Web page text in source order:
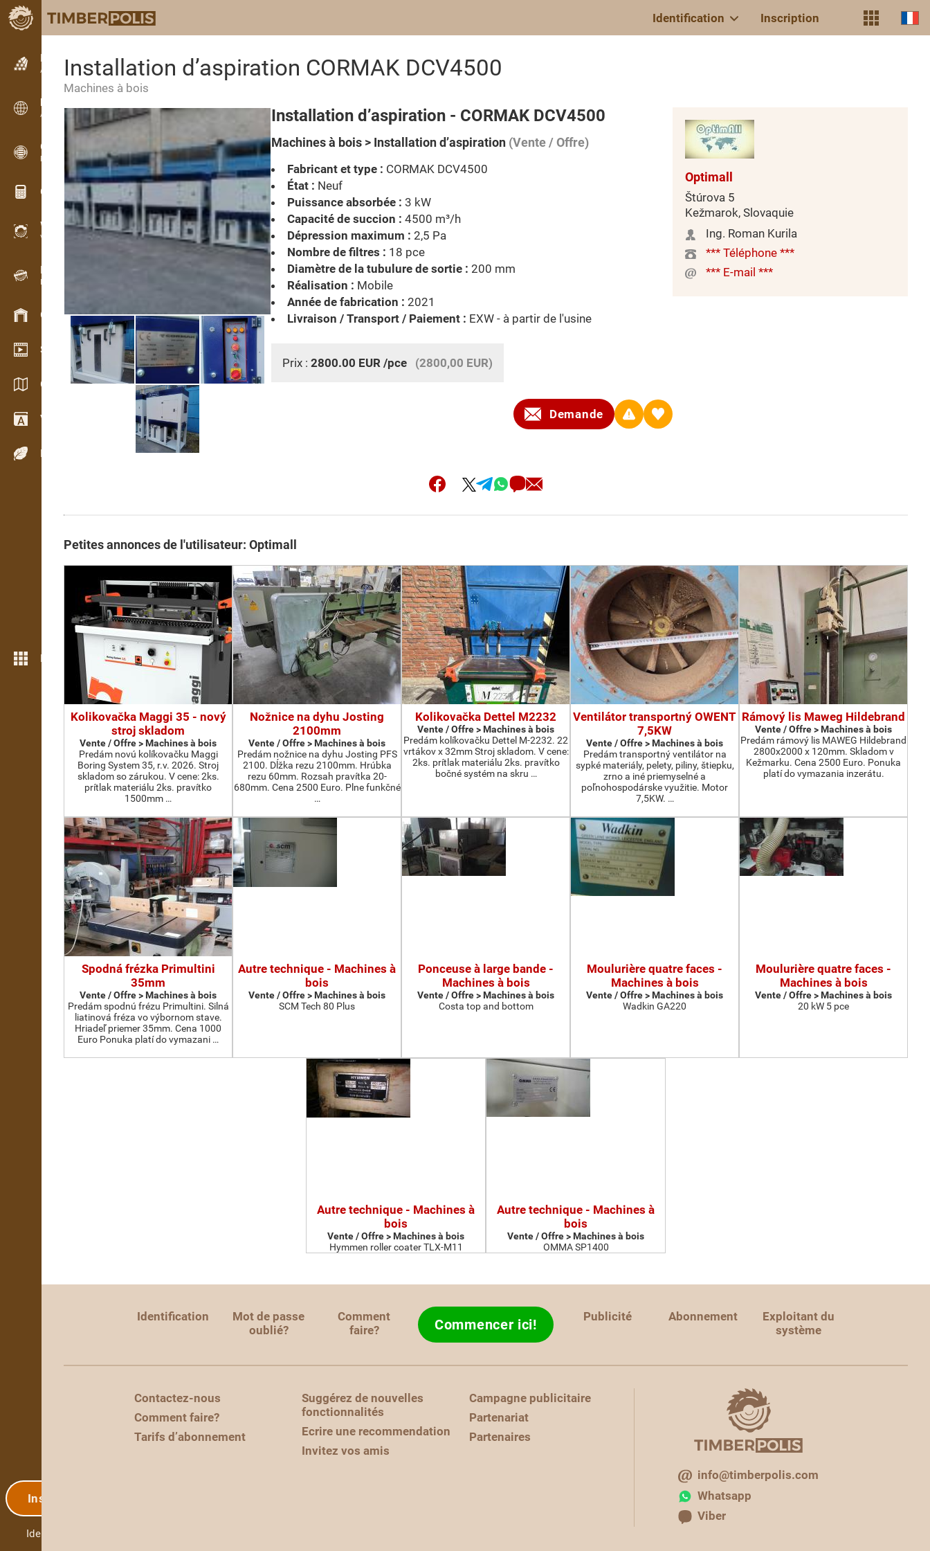
Identification Inscription
Petites annonces
Annonces texte
Petites annonces
Annonces internationales
OPTI-TIMB
Plans de débit
Calculateurs pour le bois
WoodProfi
Volume de bois avec IA
Enregistreur
Inventaire du bois sur le terrain
Gestion du stock
Schowroom vidéo
Catalogues / Brochures
Vocabulaire
Espèces de bois
Plus de fonctions
Inscription
Identification
Installation d’aspiration CORMAK DCV4500
Machines à bois
Installation d’aspiration - CORMAK DCV4500
Machines à bois > Installation d’aspiration (Vente / Offre)
Fabricant et type : CORMAK DCV4500
État : Neuf
Puissance absorbée : 3 kW
Capacité de succion : 4500 m³/h
Dépression maximum : 2,5 Pa
Nombre de filtres : 18 pce
Diamètre de la tubulure de sortie : 200 mm
Réalisation : Mobile
Année de fabrication : 2021
Livraison / Transport / Paiement : EXW - à partir de l'usine
Prix : 2800.00 EUR /pce (2800,00 EUR)
Demande
Optimall
Štúrova 5
Kežmarok, Slovaquie
Ing. Roman Kurila
*** Téléphone ***
*** E-mail ***
Petites annonces de l'utilisateur: Optimall
Kolikovačka Maggi 35 - nový
stroj skladom
Vente / Offre > Machines à bois
Predám novú kolíkovačku Maggi
Boring System 35, r.v. 2026. Stroj
skladom so zárukou. V cene: 2ks.
prítlak materiálu 2ks. pravítko
1500mm …
Nožnice na dyhu Josting
2100mm
Vente / Offre > Machines à bois
Predám nožnice na dyhu Josting PFS
2100. Dĺžka rezu 2100mm. Hrúbka
rezu 60mm. Rozsah pravítka 20-
680mm. Cena 2500 Euro. Plne funkčné
…
Kolikovačka Dettel M2232
Vente / Offre > Machines à bois
Predám kolíkovačku Dettel M-2232. 22
vrtákov x 32mm Stroj skladom. V cene:
2ks. prítlak materiálu 2ks. pravítko
bočné systém na skru …
Ventilátor transportný OWENT
7,5KW
Vente / Offre > Machines à bois
Predám transportný ventilátor na
sypké materiály, pelety, piliny, štiepku,
zrno a iné priemyselné a
poľnohospodárske využitie. Motor
7,5KW. …
Rámový lis Maweg Hildebrand
Vente / Offre > Machines à bois
Predám rámový lis MAWEG Hildebrand
2800x2000 x 120mm. Skladom v
Kežmarku. Cena 2500 Euro. Ponuka
platí do vymazania inzerátu.
Spodná frézka Primultini
35mm
Vente / Offre > Machines à bois
Predám spodnú frézu Primultini. Silná
liatinová fréza vo výbornom stave.
Hriadeľ priemer 35mm. Cena 1000
Euro Ponuka platí do vymazani …
Autre technique - Machines à
bois
Vente / Offre > Machines à bois
SCM Tech 80 Plus
Ponceuse à large bande -
Machines à bois
Vente / Offre > Machines à bois
Costa top and bottom
Moulurière quatre faces -
Machines à bois
Vente / Offre > Machines à bois
Wadkin GA220
Moulurière quatre faces -
Machines à bois
Vente / Offre > Machines à bois
20 kW 5 pce
Autre technique - Machines à
bois
Vente / Offre > Machines à bois
Hymmen roller coater TLX-M11
Autre technique - Machines à
bois
Vente / Offre > Machines à bois
OMMA SP1400
Identification
Mot de passe
oublié?
Comment
faire?
Commencer ici! Publicité Abonnement
Exploitant du
système
Contactez-nous
Comment faire?
Tarifs d’abonnement
Suggérez de nouvelles
fonctionnalités
Ecrire une recommendation
Invitez vos amis
Campagne publicitaire
Partenariat
Partenaires
info@timberpolis.com
Whatsapp
Viber